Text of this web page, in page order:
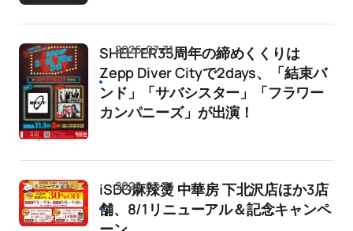
SHELTER35周年の締めくくりは
Zepp Diver Cityで2days、「結束バ
ンド」「サバシスター」「フラワー
カンパニーズ」が出演！
2026-07-31
iSDG麻辣燙 中華房 下北沢店ほか3店
舗、8/1リニューアル＆記念キャンペ
2026-07-31